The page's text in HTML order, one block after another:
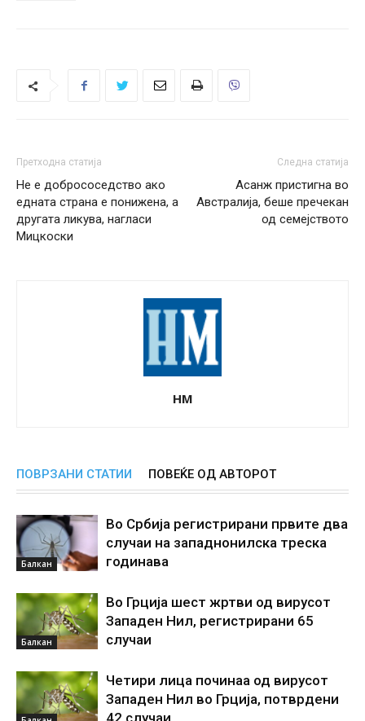
Претходна статија
Не е добрососедство ако
едната страна е понижена, а
другата ликува, нагласи
Мицкоски
Следна статија
Асанж пристигна во
Австралија, беше пречекан
од семејството
НМ
ПОВРЗАНИ СТАТИИ ПОВЕЌЕ ОД АВТОРОТ
Балкан
Во Србија регистрирани првите два
случаи на западнонилска треска
годинава
Балкан
Во Грција шест жртви од вирусот
Западен Нил, регистрирани 65
случаи
Четири лица починаа од вирусот
Западен Нил во Грција, потврдени